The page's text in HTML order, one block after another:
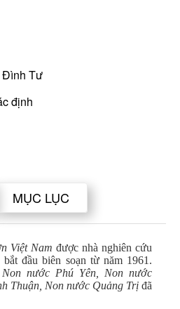
Đình Tư
định
MỤC LỤC
Việt Nam được nhà nghiên cứu
đầu biên soạn từ năm 1961.
Non nước Phú Yên, Non nước
Thuận, Non nước Quảng Trị đã